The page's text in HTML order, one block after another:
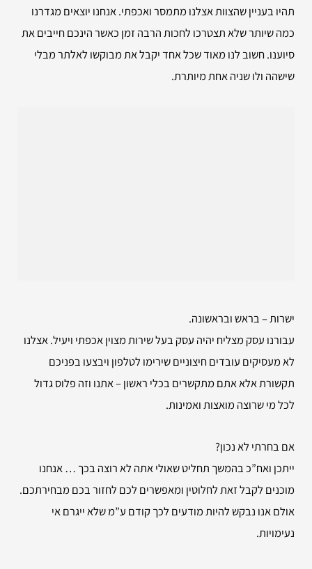
תהיו בעניין שהצוות אצלנו מתמסר ואכפתי. אנחנו יוצאים מגדרנו
כמה שיותר שלא תצטרכו לחכות הרבה זמן כאשר הינכם חייבים את
סיוענו. חשוב לנו מאוד שכל אחד יקבל את מבוקשו לאלתר מבלי
שישהה ולו שניה אחת מיותרת.
ישרות – בראש ובראשונה.
עבורנו עסק מצליח יהיה עסק בעל שירות מצוין אכפתי ויעיל. אצלנו
לא מעסיקים עובדים חיצוניים שירימו לטלפון ויבצעו בפניכם
תקשורת אלא אתם מתקשרים בכלי ראשון – אתנו וזה פלוס גדול
לכל מי שרוצה מואצות ואמינות.
אם בחרתי לא נכון?
ייתכן ואח”כ בהמשך תחליט שאולי אתה לא רוצה בכך … אנחנו
מוכנים לקבל זאת לחלוטין ומאפשרים לכם לחזור בכם מבחירתכם.
אולם אנו נבקש להיות מודעים לכך קודם ע”מ שלא ייגרם אי
נעימויות.